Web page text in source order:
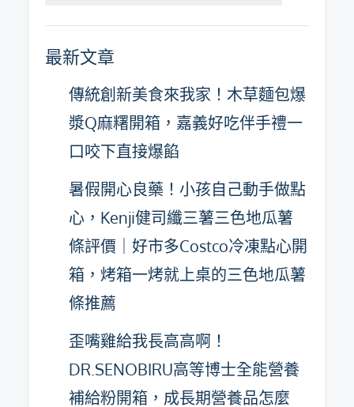
整
最新文章
傳統創新美食來我家！木草麵包爆
漿Q麻糬開箱，嘉義好吃伴手禮一
口咬下直接爆餡
暑假開心良藥！小孩自己動手做點
心，Kenji健司纖三薯三色地瓜薯
條評價｜好市多Costco冷凍點心開
箱，烤箱一烤就上桌的三色地瓜薯
條推薦
歪嘴雞給我長高高啊！
DR.SENOBIRU高等博士全能營養
補給粉開箱，成長期營養品怎麼